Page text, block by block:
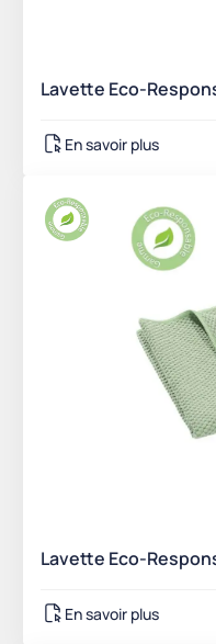
Lavette Eco-
En savoir plus
Lavette Eco-
En savoir plus